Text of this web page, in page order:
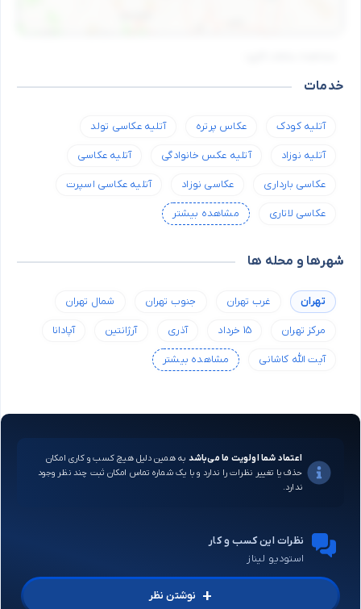
خدمات
آتلیه کودک عکاس پرتره آتلیه عکاسی تولد
آتلیه نوزاد آتلیه عکس خانوادگی آتلیه عکاسی
عکاسی بارداری عکاسی نوزاد آتلیه عکاسی اسپرت
عکاسی لاتاری مشاهده بیشتر
شهرها و محله ها
تهران غرب تهران جنوب تهران شمال تهران
مرکز تهران 15 خرداد آذری آرژانتین آپادانا
آیت الله کاشانی مشاهده بیشتر
اعتماد شما اولویت ما می‌باشد به همین دلیل هیچ کسب و کاری امکان
حذف یا تغییر نظرات را ندارد و با یک شماره تماس امکان ثبت چند نظر وجود
ندارد.
نظرات این کسب و کار
استودیو لیناز
+ نوشتن نظر